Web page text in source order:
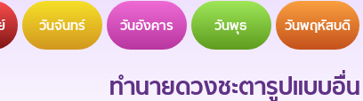
วันจันทร์ วันอังคาร วันพุธ วันพฤหัสบดี
ทำนายดวงชะตารูปแบบอื่น